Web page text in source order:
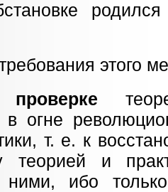
этого
в огне
т. е. к
теорией и
ибо